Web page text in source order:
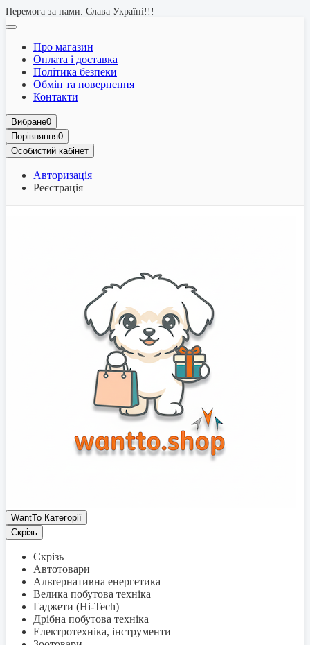
Перемога за нами. Слава Україні!!!
Про магазин
Оплата і доставка
Політика безпеки
Обмін та повернення
Контакти
Вибране0
Порівняння0
Особистий кабінет
Авторизація
Реєстрація
WantTo Категорії
Скрізь
Скрізь
Автотовари
Альтернативна енергетика
Велика побутова техніка
Гаджети (Hi-Tech)
Дрібна побутова техніка
Електротехніка, інструменти